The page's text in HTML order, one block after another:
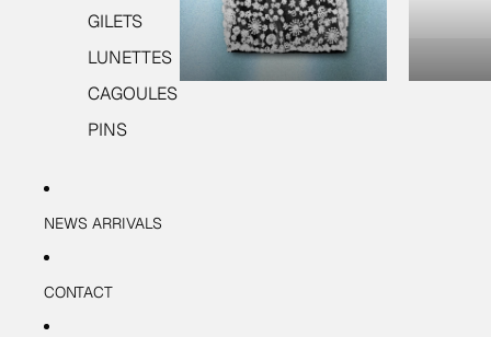
GILETS
LUNETTES
CAGOULES
PINS
NEWS ARRIVALS
CONTACT